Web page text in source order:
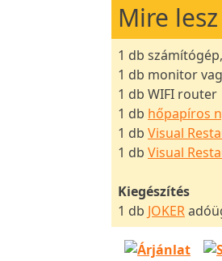
Mire
1 db
1 db monitor
1 db WIFI router
1 db hőpapíros
1 db Visual
1 db Visual
Kiegészítés
1 db JOKER